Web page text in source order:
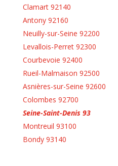
Clamart 92140
Antony 92160
Neuilly-sur-Seine 92200
Levallois-Perret 92300
Courbevoie 92400
Rueil-Malmaison 92500
Asnières-sur-Seine 92600
Colombes 92700
Seine-Saint-Denis 93
Montreuil 93100
Bondy 93140